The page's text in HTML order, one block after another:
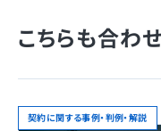
こちらも合わ
契約に関する事例・判例・解説